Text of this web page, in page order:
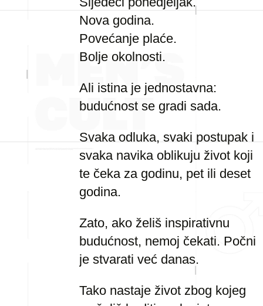
Nova godina.
Povećanje plaće.
Bolje okolnosti.
Ali istina je jednostavna:
budućnost se gradi sada.
Svaka odluka, svaki postupak i
svaka navika oblikuju život koji
te čeka za godinu, pet ili deset
godina.
Zato, ako želiš inspirativnu
budućnost, nemoj čekati. Počni
je stvarati već danas.
Tako nastaje život zbog kojeg